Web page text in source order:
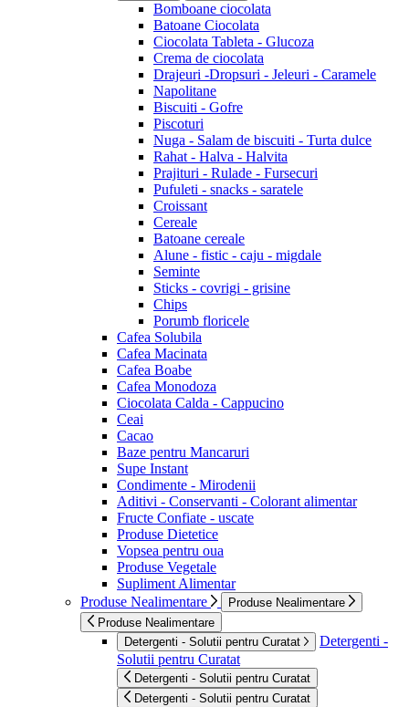
Bomboane ciocolata
Batoane Ciocolata
Ciocolata Tableta - Glucoza
Crema de ciocolata
Drajeuri -Dropsuri - Jeleuri - Caramele
Napolitane
Biscuiti - Gofre
Piscoturi
Nuga - Salam de biscuiti - Turta dulce
Rahat - Halva - Halvita
Prajituri - Rulade - Fursecuri
Pufuleti - snacks - saratele
Croissant
Cereale
Batoane cereale
Alune - fistic - caju - migdale
Seminte
Sticks - covrigi - grisine
Chips
Porumb floricele
Cafea Solubila
Cafea Macinata
Cafea Boabe
Cafea Monodoza
Ciocolata Calda - Cappucino
Ceai
Cacao
Baze pentru Mancaruri
Supe Instant
Condimente - Mirodenii
Aditivi - Conservanti - Colorant alimentar
Fructe Confiate - uscate
Produse Dietetice
Vopsea pentru oua
Produse Vegetale
Supliment Alimentar
Produse Nealimentare
Produse Nealimentare
Produse Nealimentare
Detergenti - Solutii pentru Curatat
Detergenti -
Solutii pentru Curatat
Detergenti - Solutii pentru Curatat
Detergenti - Solutii pentru Curatat